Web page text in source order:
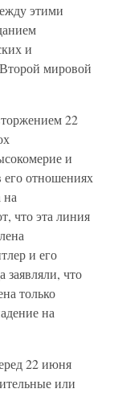
этими
и
мировой
22
и
его отношениях
на
что эта линия
и его
заявляли, что
только
на
22 июня
или